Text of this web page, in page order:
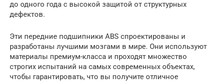
до одного года с высокой защитой от структурных
дефектов.
Эти передние подшипники ABS спроектированы и
разработаны лучшими мозгами в мире. Они используют
материалы премиум-класса и проходят множество
строгих испытаний на самых современных объектах,
чтобы гарантировать, что вы получите отличное